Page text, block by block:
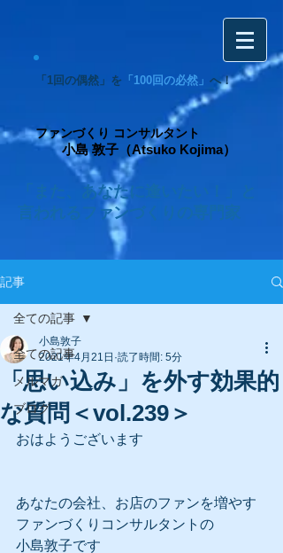
「1回の偶然」を 「100回の必然」 へ！
ファンづくり コンサルタント
小島 敦子（Atsuko Kojima）
「また、あなたに逢いたい！」と
言われるファンづくりの専門家
記事
全ての記事
メルマガ
ブログ
全ての記事
「思い込み」を外す効果的
な質問＜vol.239＞
小島敦子
2021年4月21日 読了時間: 5分
おはようございます
あなたの会社、お店のファンを増やす
ファンづくりコンサルタントの
小島敦子です